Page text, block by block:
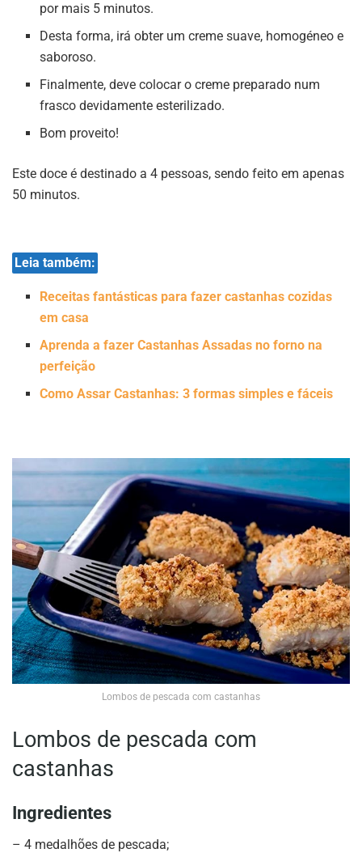
por mais 5 minutos.
Desta forma, irá obter um creme suave, homogéneo e
saboroso.
Finalmente, deve colocar o creme preparado num
frasco devidamente esterilizado.
Bom proveito!
Este doce é destinado a 4 pessoas, sendo feito em apenas
50 minutos.
Leia também:
Receitas fantásticas para fazer castanhas cozidas
em casa
Aprenda a fazer Castanhas Assadas no forno na
perfeição
Como Assar Castanhas: 3 formas simples e fáceis
Lombos de pescada com castanhas
Lombos de pescada com
castanhas
Ingredientes
– 4 medalhões de pescada;